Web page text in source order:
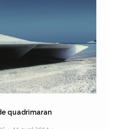
quadrimaran